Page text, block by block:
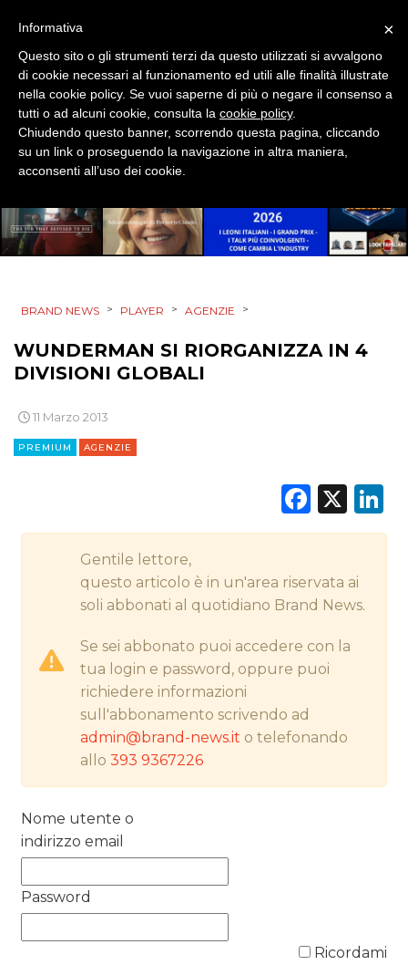
SPONSOR
DESIGN
EVENTI
MOBILE
CSR
STRATEGIE
DIGITALE
ESTERNA
RADIO / AUDIO
DATI
RICERCHE
PREVISIONI/SCENARI
BRAND NEWS > PLAYER > AGENZIE >
WUNDERMAN SI RIORGANIZZA IN 4
DIVISIONI GLOBALI
11 Marzo 2013
PREMIUM AGENZIE
X
Gentile lettore,
questo articolo è in un'area riservata ai
soli abbonati al quotidiano Brand News.
Se sei abbonato puoi accedere con la
tua login e password, oppure puoi
richiedere informazioni
sull'abbonamento scrivendo ad
admin@brand-news.it o telefonando
allo393 9367226
Nome utente o
indirizzo email
Password
Ricordami
×
Informativa
Questo sito o gli strumenti terzi da questo utilizzati si avvalgono
di cookie necessari al funzionamento ed utili alle finalità illustrate
nella cookie policy. Se vuoi saperne di più o negare il consenso a
tutti o ad alcuni cookie, consulta la cookie policy.
Chiudendo questo banner, scorrendo questa pagina, cliccando
su un link o proseguendo la navigazione in altra maniera,
acconsenti all’uso dei cookie.